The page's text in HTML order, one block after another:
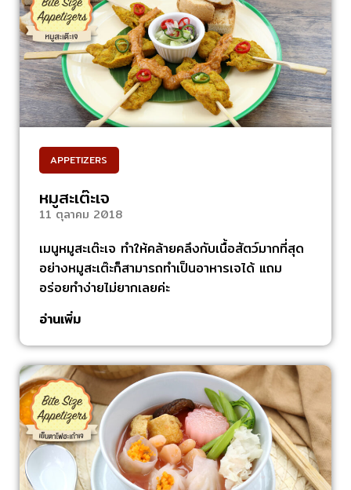
APPETIZERS
หมูสะเต๊ะเจ
11 ตุลาคม 2018
เมนูหมูสะเต๊ะเจ ทำให้คล้ายคลึงกับเนื้อสัตว์มากที่สุด
อย่างหมูสะเต๊ะก็สามารถทำเป็นอาหารเจได้ แถม
อร่อยทำง่ายไม่ยากเลยค่ะ
อ่านเพิ่ม